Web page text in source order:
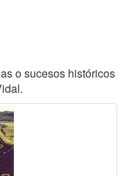
o sucesos históricos